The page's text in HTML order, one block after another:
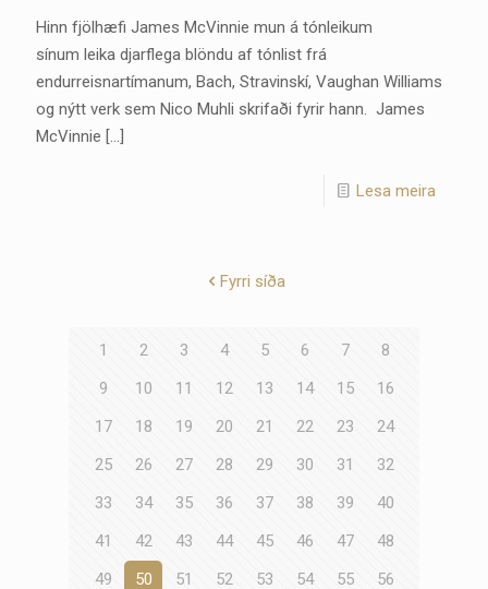
Hinn fjölhæfi James McVinnie mun á tónleikum
sínum leika djarflega blöndu af tónlist frá
endurreisnartímanum, Bach, Stravinskí, Vaughan Williams
og nýtt verk sem Nico Muhli skrifaði fyrir hann. James
McVinnie […]
Lesa meira
Fyrri síða
1 2 3 4 5 6 7
8
9
10 11 12 13 14 15
16
17
18 19 20 21 22 23
24
25
26 27 28 29 30 31
32
33
34 35 36 37 38 39
40
41
42 43 44 45 46 47
48
49
50 51 52 53 54 55 56